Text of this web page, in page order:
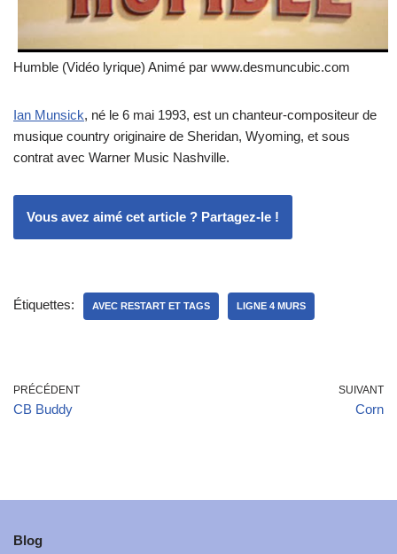
Humble (Vidéo lyrique) Animé par www.desmuncubic.com
Ian Munsick, né le 6 mai 1993, est un chanteur-compositeur de
musique country originaire de Sheridan, Wyoming, et sous
contrat avec Warner Music Nashville.
Vous avez aimé cet article ? Partagez-le !
Étiquettes: AVEC RESTART ET TAGS LIGNE 4 MURS
PRÉCÉDENT
CB Buddy
SUIVANT
Corn
Blog